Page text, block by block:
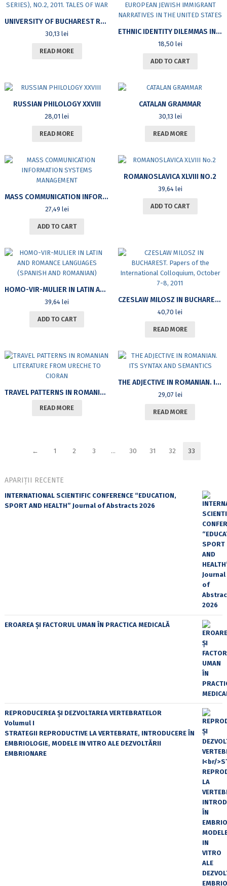
UNIVERSITY OF BUCHAREST REVIEW, VOL.XIII (VOL.I NEW SERIES), NO.2, 2011. TALES OF WAR
30,13lei
READ MORE
ETHNIC IDENTITY DILEMMAS IN EARLY TWENTIETH CENTURY EAST EUROPEAN JEWISH IMMIGRANT NARRATIVES IN THE UNITED STATES
18,50 lei
ADD TO CART
RUSSIAN PHILOLOGY XXVIII
28,01lei
READ MORE
CATALAN GRAMMAR
30,13 lei
READ MORE
MASS COMMUNICATION INFORMATION SYSTEMS MANAGEMENT
27,49 lei
ADD TO CART
ROMANOSLAVICA XLVIII NO.2
39,64 lei
ADD TO CART
HOMO-VIR-MULIER IN LATIN AND ROMANCE LANGUAGES (SPANISH AND ROMANIAN)
39,64lei
ADD TO CART
CZESLAW MILOSZ IN BUCHAREST. PAPERS OF THE INTERNATIONAL COLLOQUIUM, OCTOBER 7-8, 2011
40,70lei
READ MORE
TRAVEL PATTERNS IN ROMANIAN LITERATURE FROM URECHE TO CIORAN
READ MORE
THE ADJECTIVE IN ROMANIAN. ITS SYNTAX AND SEMANTICS
29,07 lei
READ MORE
← 1 2 3 … 30 31 32 33
APARIȚII RECENTE
INTERNATIONAL SCIENTIFIC CONFERENCE “EDUCATION,
SPORT AND HEALTH” Journal of Abstracts 2026
EROAREA ȘI FACTORUL UMAN ÎN PRACTICA MEDICALĂ
REPRODUCEREA ȘI DEZVOLTAREA VERTEBRATELOR
Volumul I
STRATEGII REPRODUCTIVE LA VERTEBRATE, INTRODUCERE ÎN
EMBRIOLOGIE, MODELE IN VITRO ALE DEZVOLTĂRII
EMBRIONARE